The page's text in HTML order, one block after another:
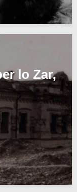
lo Zar,